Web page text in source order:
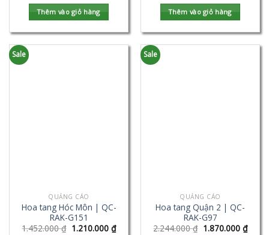
Thêm vào giỏ hàng Thêm vào giỏ hàng
Sale
QUẢNG CÁO
Hoa tang Hóc Môn | QC-
RAK-G151
1.452.000₫ 1.210.000 ₫
Sale
QUẢNG CÁO
Hoa tang Quận 2 | QC-
RAK-G97
2.244.000₫ 1.870.000 ₫